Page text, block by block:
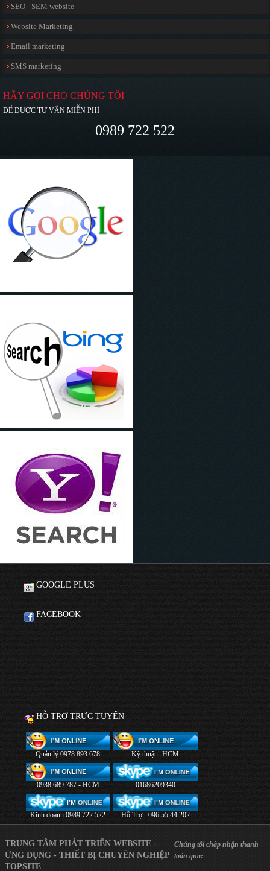
SEO - SEM website
Website Marketing
Email marketing
SMS marketing
HÃY GỌI CHO CHÚNG TÔI
ĐỂ ĐƯỢC TƯ VẤN MIỄN PHÍ
0989 722 522
GOOGLE PLUS
FACEBOOK
HỖ TRỢ TRỰC TUYẾN
Quản lý 0978 893 678 Kỹ thuật - HCM
0938.689.787 - HCM 01686209340
Kinh doanh 0989 722 522 Hỗ Trợ - 096 55 44 202
TRUNG TÂM PHÁT TRIỂN WEBSITE -
ỨNG DỤNG - THIẾT BỊ CHUYÊN NGHIỆP
TOPSITE
Chúng tôi chấp nhận thanh
toán qua: